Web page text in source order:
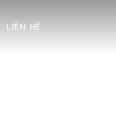
LIÊN HỆ